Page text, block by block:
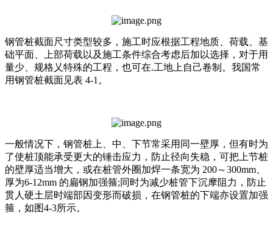
钢管桩截面尺寸类型较多，施工时应根据工程地质、荷载、基
础平面、上部荷载以及施工条件综合考虑后加以选择，对于用
量少、规格乂特殊的工程，也可在.工地上自己卷制。我国常
用钢管桩截面见表 4-1。
一般情况下，钢管桩上、中、下节常采用同一壁厚，但有时为
了使桩顶能承受更大的锤击应力，防止径向失稳，可把上节桩
的壁厚适当增大，或在桩管外圈加焊一条宽为 200～300mm、
厚为6-12mm 的扁钢加强箍;同时为减少桩管下沉摩阻力，防止
贯人硬土层时端部因变形而破损，在钢管桩的下端亦设置加强
箍，如图4-3所示。